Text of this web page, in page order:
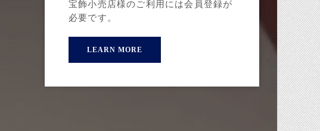
宝飾小売店様のご利用には会員登録が
必要です。
LEARN MORE